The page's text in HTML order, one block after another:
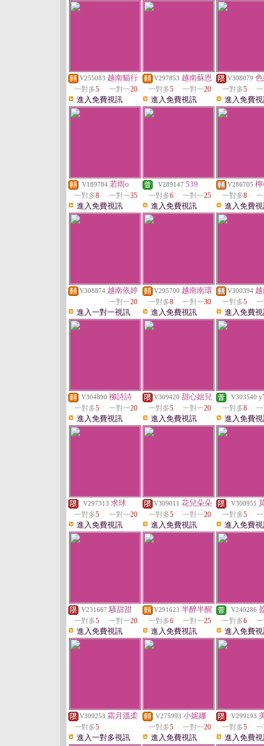
V255083 越南貓行
一對多5 一對一20
進入免費視訊
V297853 越南蘇恩
一對多5 一對一20
進入免費視訊
V308079
一對多5
進入免費
V189784 若雨o
一對多8 一對一35
進入免費視訊
V289147 539
一對多6 一對一25
進入免費視訊
V286705
一對多8
進入免費
V308874 越南依婷
一對一20
進入一對一視訊
V295700 越南南環
一對多8 一對一30
進入免費視訊
V300394
一對多5
進入免費
V304890 柳詩詩
一對多5 一對一20
進入免費視訊
V309420 甜心姐兒
一對多5 一對一20
進入免費視訊
V303540
一對多8
進入免費
V297313 求球
一對多5 一對一20
進入免費視訊
V309011 花兒朵朵
一對多5 一對一20
進入免費視訊
V300951
一對多5
進入免費
V231667 騷甜甜
一對多5 一對一20
進入免費視訊
V291623 半醉半醒
一對多6 一對一25
進入免費視訊
V240286
一對多6
進入免費
V309253 霜月溫柔
一對多5
進入一對多視訊
V275993 小妮娜
一對多5 一對一20
進入免費視訊
V299193
一對多5
進入免費